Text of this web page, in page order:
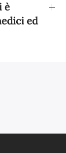
è
ed